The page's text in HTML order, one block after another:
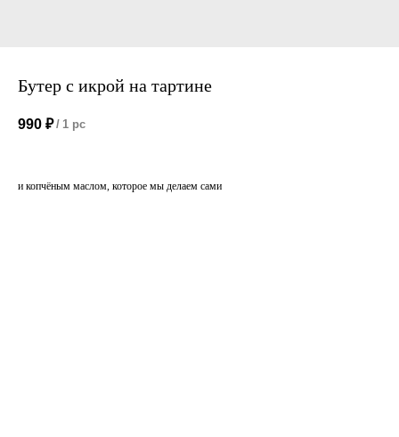
Бутер с икрой на тартине
990 ₽ / 1 pc
и копчёным маслом, которое мы делаем сами